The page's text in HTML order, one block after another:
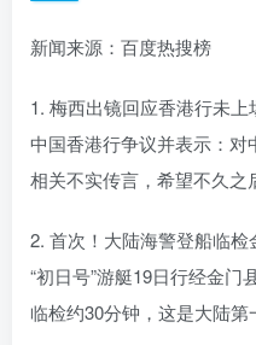
新闻来源：百度热搜榜
1. 梅西出镜回应香港行未
中国香港行争议并表示：
相关不实传言，希望不久之
2. 首次！大陆海警登船临
“初日号”游艇19日行经金
临检约30分钟，这是大陆第